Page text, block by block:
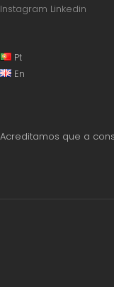
Instagram Linkedin
Pt
En
Acreditamos que a